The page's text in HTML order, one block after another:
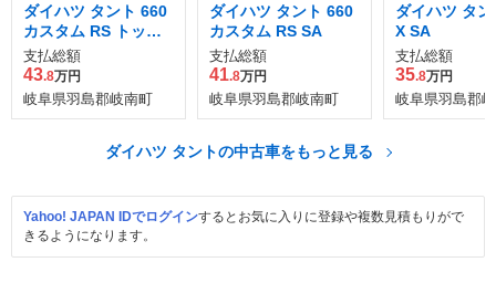
ダイハツ タント 660
カスタム RS トップ
エディション SAII
支払総額
43.8万円
岐阜県羽島郡岐南町
ダイハツ タント 660
カスタム RS SA
支払総額
41.8万円
岐阜県羽島郡岐南町
ダイハツ タ
X SA
支払総額
35.8万円
岐阜県羽島郡
ダイハツ タントの中古車をもっと見る
Yahoo! JAPAN IDでログインするとお気に入りに登録や複数見積もりがで
きるようになります。